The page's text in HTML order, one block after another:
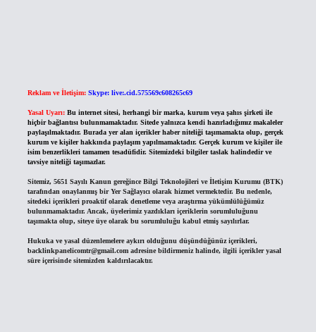
Reklam ve İletişim: Skype: live:.cid.575569c608265c69
Yasal Uyarı: Bu internet sitesi, herhangi bir marka, kurum veya şahıs şirketi ile
hiçbir bağlantısı bulunmamaktadır. Sitede yalnızca kendi hazırladığımız makaleler
paylaşılmaktadır. Burada yer alan içerikler haber niteliği taşımamakta olup, gerçek
kurum ve kişiler hakkında paylaşım yapılmamaktadır. Gerçek kurum ve kişiler ile
isim benzerlikleri tamamen tesadüfidir. Sitemizdeki bilgiler taslak halindedir ve
tavsiye niteliği taşımazlar.
Sitemiz, 5651 Sayılı Kanun gereğince Bilgi Teknolojileri ve İletişim Kurumu (BTK)
tarafından onaylanmış bir Yer Sağlayıcı olarak hizmet vermektedir. Bu nedenle,
sitedeki içerikleri proaktif olarak denetleme veya araştırma yükümlülüğümüz
bulunmamaktadır. Ancak, üyelerimiz yazdıkları içeriklerin sorumluluğunu
taşımakta olup, siteye üye olarak bu sorumluluğu kabul etmiş sayılırlar.
Hukuka ve yasal düzenlemelere aykırı olduğunu düşündüğünüz içerikleri,
backlinkpanelicomtr@gmail.comadresine bildirmeniz halinde, ilgili içerikler yasal
süre içerisinde sitemizden kaldırılacaktır.